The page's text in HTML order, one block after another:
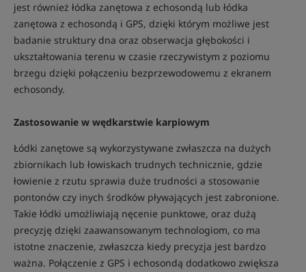
jest również łódka zanętowa z echosondą lub łódka
zanętowa z echosondą i GPS, dzięki którym możliwe jest
badanie struktury dna oraz obserwacja głębokości i
ukształtowania terenu w czasie rzeczywistym z poziomu
brzegu dzięki połączeniu bezprzewodowemu z ekranem
echosondy.
Zastosowanie w wędkarstwie karpiowym
Łódki zanętowe są wykorzystywane zwłaszcza na dużych
zbiornikach lub łowiskach trudnych technicznie, gdzie
łowienie z rzutu sprawia duże trudności a stosowanie
pontonów czy inych środków pływających jest zabronione.
Takie łódki umożliwiają nęcenie punktowe, oraz dużą
precyzję dzięki zaawansowanym technologiom, co ma
istotne znaczenie, zwłaszcza kiedy precyzja jest bardzo
ważna. Połączenie z GPS i echosondą dodatkowo zwiększa